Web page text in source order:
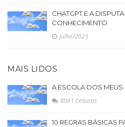
CHATGPT E A
CONHECIMENTO
Julho/2025
MAIS LIDOS
A ESCOLA DOS
8061 Leituras
10 REGRAS BÁSICAS